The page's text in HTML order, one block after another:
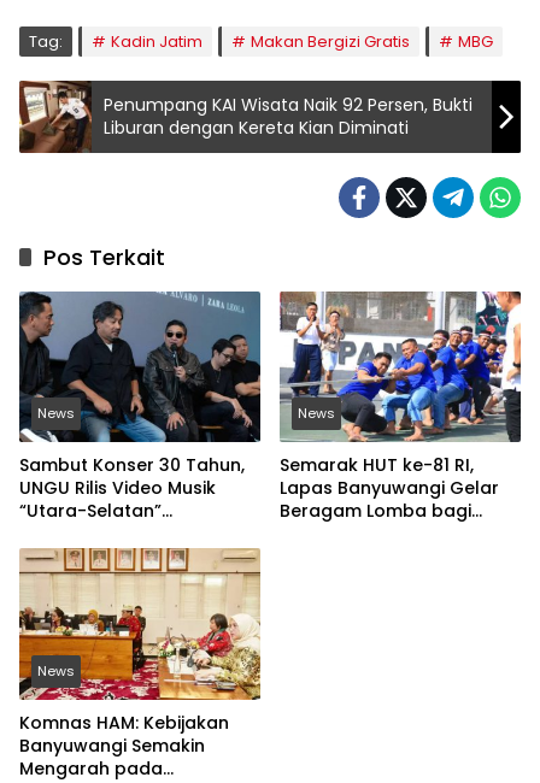
Tag: Kadin Jatim Makan Bergizi Gratis MBG
Penumpang KAI Wisata Naik 92 Persen, Bukti
Liburan dengan Kereta Kian Diminati
Pos Terkait
News
Sambut Konser 30 Tahun,
UNGU Rilis Video Musik
“Utara-Selatan”
News
Semarak HUT ke-81 RI,
Lapas Banyuwangi Gelar
Beragam Lomba bagi
News
Komnas HAM: Kebijakan
Banyuwangi Semakin
Mengarah pada